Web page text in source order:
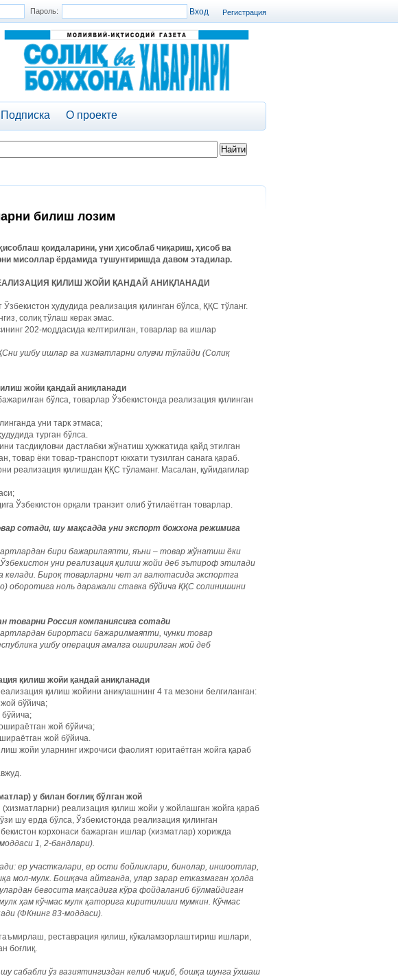
Регистрация
Пароль:
Подписка О проекте
билиш лозим
қоидаларини, уни ҳисоблаб чиқариш, ҳисоб ва
мисоллар ёрдамида тушунтиришда давом этадилар.
ҚИЛИШ ЖОЙИ ҚАНДАЙ АНИҚЛАНАДИ
ҳудудида реализация қилинган бўлса, ҚҚС тўланг.
солиқ тўлаш керак эмас.
202-моддасида келтирилган, товарлар ва ишлар
ушбу ишлар ва хизматларни олувчи тўлайди (Солиқ
жойи қандай аниқланади
бўлса, товарлар Ўзбекистонда реализация қилинган
уни тарк этмаса;
турган бўлса.
тасдиқловчи дастлабки жўнатиш ҳужжатида қайд этилган
товар ёки товар-транспорт юкхати тузилган санага қараб.
реализация қилишдан ҚҚС тўламанг. Масалан, қуйидагилар
Ўзбекистон орқали транзит олиб ўтилаётган товарлар.
сотади, шу мақсадда уни экспорт божхона режимига
бири бажарилаяпти, яъни – товар жўнатиш ёки
уни реализация қилиш жойи деб эътироф этилади
келади. Бироқ товарларни чет эл валютасида экспортга
оборотига ноль даражали ставка бўйича ҚҚС солинишини
товарни Россия компаниясига сотади
бирортаси бажарилмаяпти, чунки товар
ушбу операция амалга оширилган жой деб
қилиш жойи қандай аниқланади
қилиш жойини аниқлашнинг 4 та мезони белгиланган:
бўйича;
жой бўйича;
жой бўйича.
жойи уларнинг ижрочиси фаолият юритаётган жойга қараб
у билан боғлиқ бўлган жой
(хизматларни) реализация қилиш жойи у жойлашган жойга қараб
шу ерда бўлса, Ўзбекистонда реализация қилинган
корхонаси бажарган ишлар (хизматлар) хорижда
1, 2-бандлари).
: ер участкалари, ер ости бойликлари, бинолар, иншоотлар,
мол-мулк. Бошқача айтганда, улар зарар етказмаган ҳолда
бевосита мақсадига кўра фойдаланиб бўлмайдиган
ҳам кўчмас мулк қаторига киритилиши мумкин. Кўчмас
(ФКнинг 83-моддаси).
реставрация қилиш, кўкаламзорлаштириш ишлари,
боғлиқ.
сабабли ўз вазиятингиздан келиб чиқиб, бошқа шунга ўхшаш